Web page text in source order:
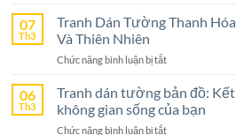
Không
Sống
Lựa
Không
Gian
Sống
Dán
Hồ
Sức
Hút
07
Th3
Tranh Dán Tường Thanh
Và Thiên Nhiên
Chức năng bình luận bị tắtở
Dán
Tường
Thanh
06
Th3
Tranh dán tường bản đồ:
không gian sống của bạn
Chức năng bình luận bị tắtở